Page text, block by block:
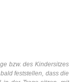
bzw. des Kindersitzes
feststellen, dass die